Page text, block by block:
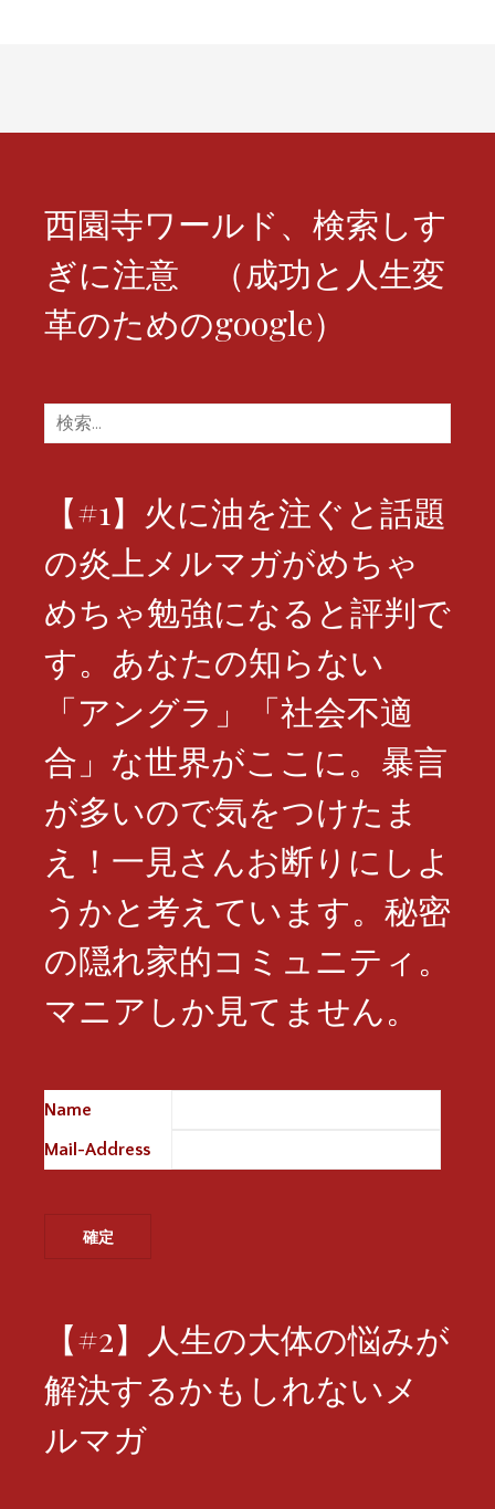
シ
ン
西園寺ワールド、検索しす
ぎに注意 （成功と人生変
革のためのgoogle）
検
索:
【#1】火に油を注ぐと話題
の炎上メルマガがめちゃ
めちゃ勉強になると評判で
す。あなたの知らない
「アングラ」「社会不適
合」な世界がここに。暴言
が多いので気をつけたま
え！一見さんお断りにしよ
うかと考えています。秘密
の隠れ家的コミュニティ。
マニアしか見てません。
Name
Mail-Address
【#2】人生の大体の悩みが
解決するかもしれないメ
ルマガ